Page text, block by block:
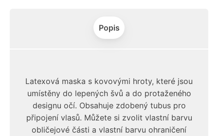
Popis
Latexová maska s kovovými hroty, které jsou
umístěny do lepených švů a do protaženého
designu očí. Obsahuje zdobený tubus pro
připojení vlasů. Můžete si zvolit vlastní barvu
obličejové části a vlastní barvu ohraničení